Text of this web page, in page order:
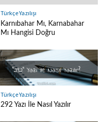
Türkçe Yazılışı
Karnıbahar Mı, Karnabahar
Mı Hangisi Doğru
Türkçe Yazılışı
292 Yazı İle Nasıl Yazılır